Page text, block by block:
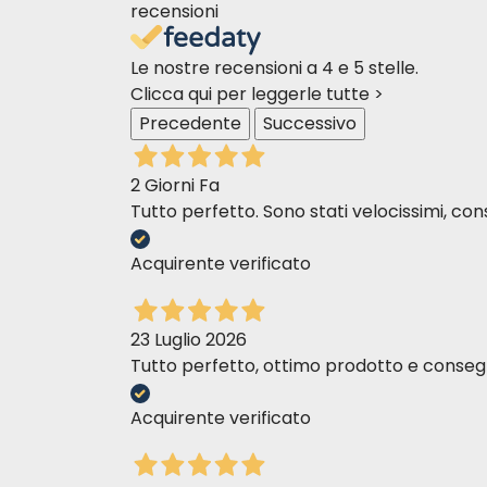
Bauveg Snack Veg Twist è adatto a
Assolutamente! Gli snack Bauveg
supportare la loro salute e vitalità.
Bauveg Snack Veg Twist è
Certamente! Trovi diverse varianti di
Patate Dolci e Biscotti Sweet Potato.
Come è confezionato il prodotto
I Bauveg Snack Veg Twist sono
sacchetto dopo ogni utilizzo e
recensioni
Le nostre recensioni a 4 e 5 stelle.
Clicca qui per leggerle tutte >
Precedente
Successivo
2 Giorni Fa
Tutto perfetto. Sono stati velocissimi,
Acquirente verificato
23 Luglio 2026
Tutto perfetto, ottimo prodotto e
Acquirente verificato